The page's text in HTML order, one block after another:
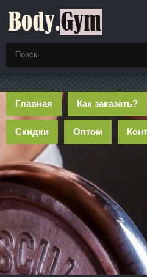
Главная Как заказать?
Скидки Оптом